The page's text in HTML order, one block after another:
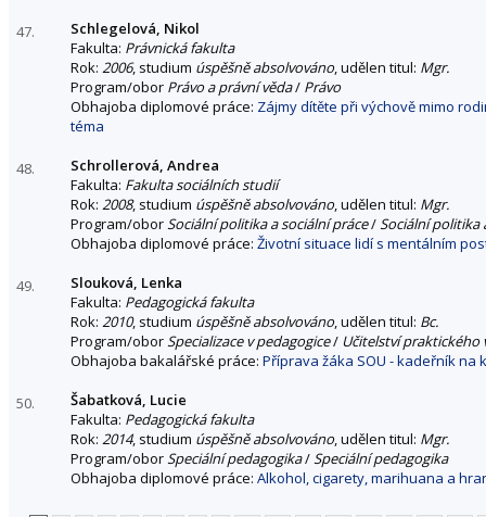
47.
Schlegelová, Nikol
Fakulta: Právnická fakulta
Rok: 2006, studium úspěšně absolvováno, udělen titul: Mgr.
Program/obor Právo a právní věda/ Právo
Obhajoba diplomové práce: Zájmy dítěte při výchově mimo
téma
48.
Schrollerová, Andrea
Fakulta: Fakulta sociálních studií
Rok: 2008, studium úspěšně absolvováno, udělen titul: Mgr.
Program/oborSociální politika a sociální práce/Sociální politika
Obhajoba diplomové práce: Životní situace lidí s mentálním
49.
Slouková, Lenka
Fakulta: Pedagogická fakulta
Rok: 2010, studium úspěšně absolvováno, udělen titul: Bc.
Program/oborSpecializace v pedagogice/ Učitelství praktického
Obhajoba bakalářské práce: Příprava žáka SOU - kadeřník na
50.
Šabatková, Lucie
Fakulta: Pedagogická fakulta
Rok: 2014, studium úspěšně absolvováno, udělen titul: Mgr.
Program/oborSpeciální pedagogika/Speciální pedagogika
Obhajoba diplomové práce: Alkohol, cigarety, marihuana a